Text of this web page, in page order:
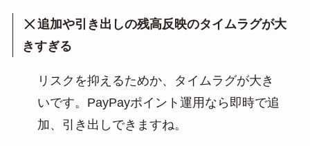
追加や引き出しの残高反映のタイムラグが大
きすぎる
リスクを抑えるためか、タイムラグが大き
いです。PayPayポイント運用なら即時で追
加、引き出しできますね。